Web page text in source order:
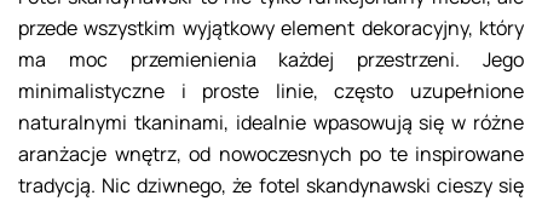
przede wszystkim wyjątkowy element dekoracyjny, który
ma moc przemienienia każdej przestrzeni. Jego
minimalistyczne i proste linie, często uzupełnione
naturalnymi tkaninami, idealnie wpasowują się w różne
aranżacje wnętrz, od nowoczesnych po te inspirowane
tradycją. Nic dziwnego, że fotel skandynawski cieszy się